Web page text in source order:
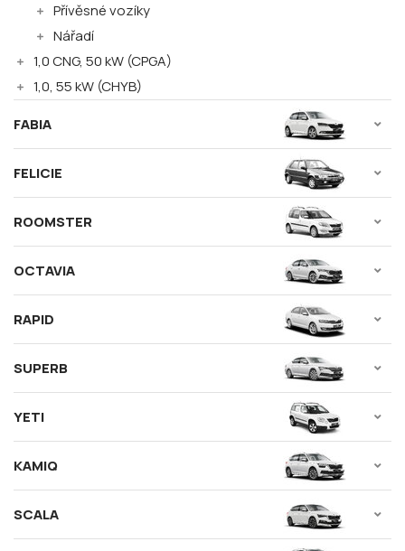
Přívěsné vozíky
Nářadí
1,0 CNG, 50 kW (CPGA)
1,0, 55 kW (CHYB)
FABIA
FELICIE
ROOMSTER
OCTAVIA
RAPID
SUPERB
YETI
KAMIQ
SCALA